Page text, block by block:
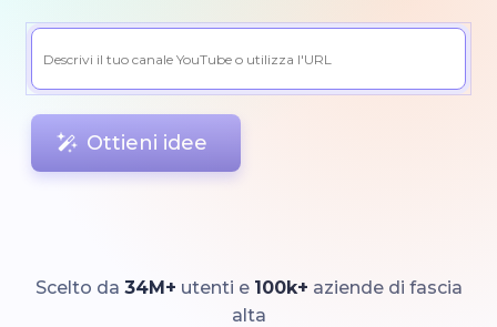
Ottieni idee
Scelto da 34M+ utenti e 100k+ aziende di fascia
alta